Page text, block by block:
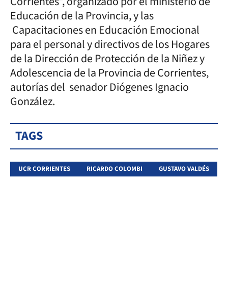
Educación de la Provincia, y las
Capacitaciones en Educación Emocional
para el personal y directivos de los Hogares
de la Dirección de Protección de la Niñez y
Adolescencia de la Provincia de Corrientes,
autorías del senador Diógenes Ignacio
González.
TAGS
UCR CORRIENTES RICARDO COLOMBI GUSTAVO VALDÉS